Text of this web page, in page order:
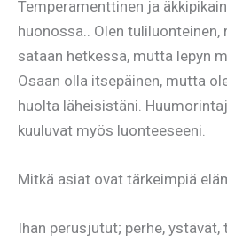
Temperamenttinen ja
huonossa.. Olen tuliluonteinen,
sataan hetkessä, mutta lepyn
Osaan olla itsepäinen, mutta
huolta läheisistäni.
kuuluvat myös luonteeseeni.
Mitkä asiat ovat tärkeimpiä
Ihan perusjutut; perhe, ystävät,